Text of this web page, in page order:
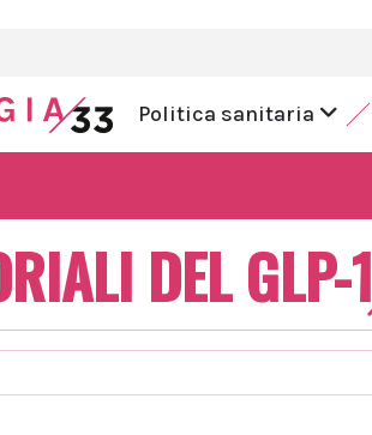
Politica sanitaria
DEL GLP-1